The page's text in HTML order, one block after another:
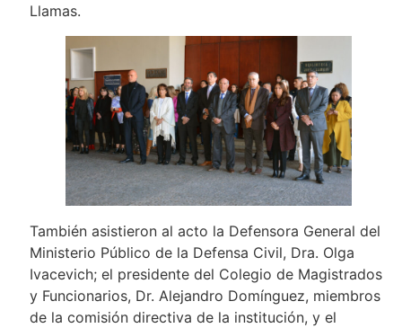
Llamas.
También asistieron al acto la Defensora General del
Ministerio Público de la Defensa Civil, Dra. Olga
Ivacevich; el presidente del Colegio de Magistrados
y Funcionarios, Dr. Alejandro Domínguez, miembros
de la comisión directiva de la institución, y el